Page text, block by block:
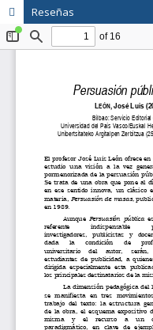
Reseñas